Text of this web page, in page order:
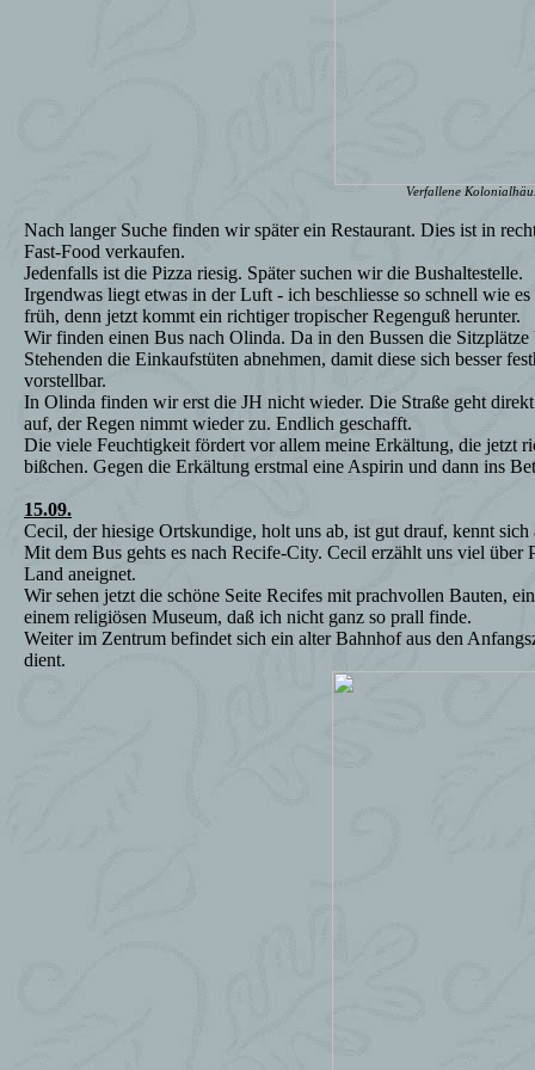
Verfallene
Nach langer Suche finden wir später ein Restaurant. Dies ist in
Fast-Food verkaufen.
Jedenfalls ist die Pizza riesig. Später suchen wir die Bushaltestelle.
Irgendwas liegt etwas in der Luft - ich beschliesse so schnell wie
früh, denn jetzt kommt ein richtiger tropischer Regenguß herunter.
Wir finden einen Bus nach Olinda. Da in den Bussen die
Stehenden die Einkaufstüten abnehmen, damit diese sich besser
vorstellbar.
In Olinda finden wir erst die JH nicht wieder. Die Straße geht
auf, der Regen nimmt wieder zu. Endlich geschafft.
Die viele Feuchtigkeit fördert vor allem meine Erkältung, die jetzt
bißchen. Gegen die Erkältung erstmal eine Aspirin und dann ins
15.09.
Cecil, der hiesige Ortskundige, holt uns ab, ist gut drauf, kennt
Mit dem Bus gehts es nach Recife-City. Cecil erzählt uns viel
Land aneignet.
Wir sehen jetzt die schöne Seite Recifes mit prachvollen Bauten,
einem religiösen Museum, daß ich nicht ganz so prall finde.
Weiter im Zentrum befindet sich ein alter Bahnhof aus den
dient.